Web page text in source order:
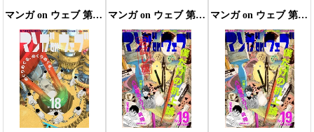
マンガ on ウェブ 第18号 マンガ on ウェブ 第19号 無料お試し版 マンガ on ウェブ 第19号